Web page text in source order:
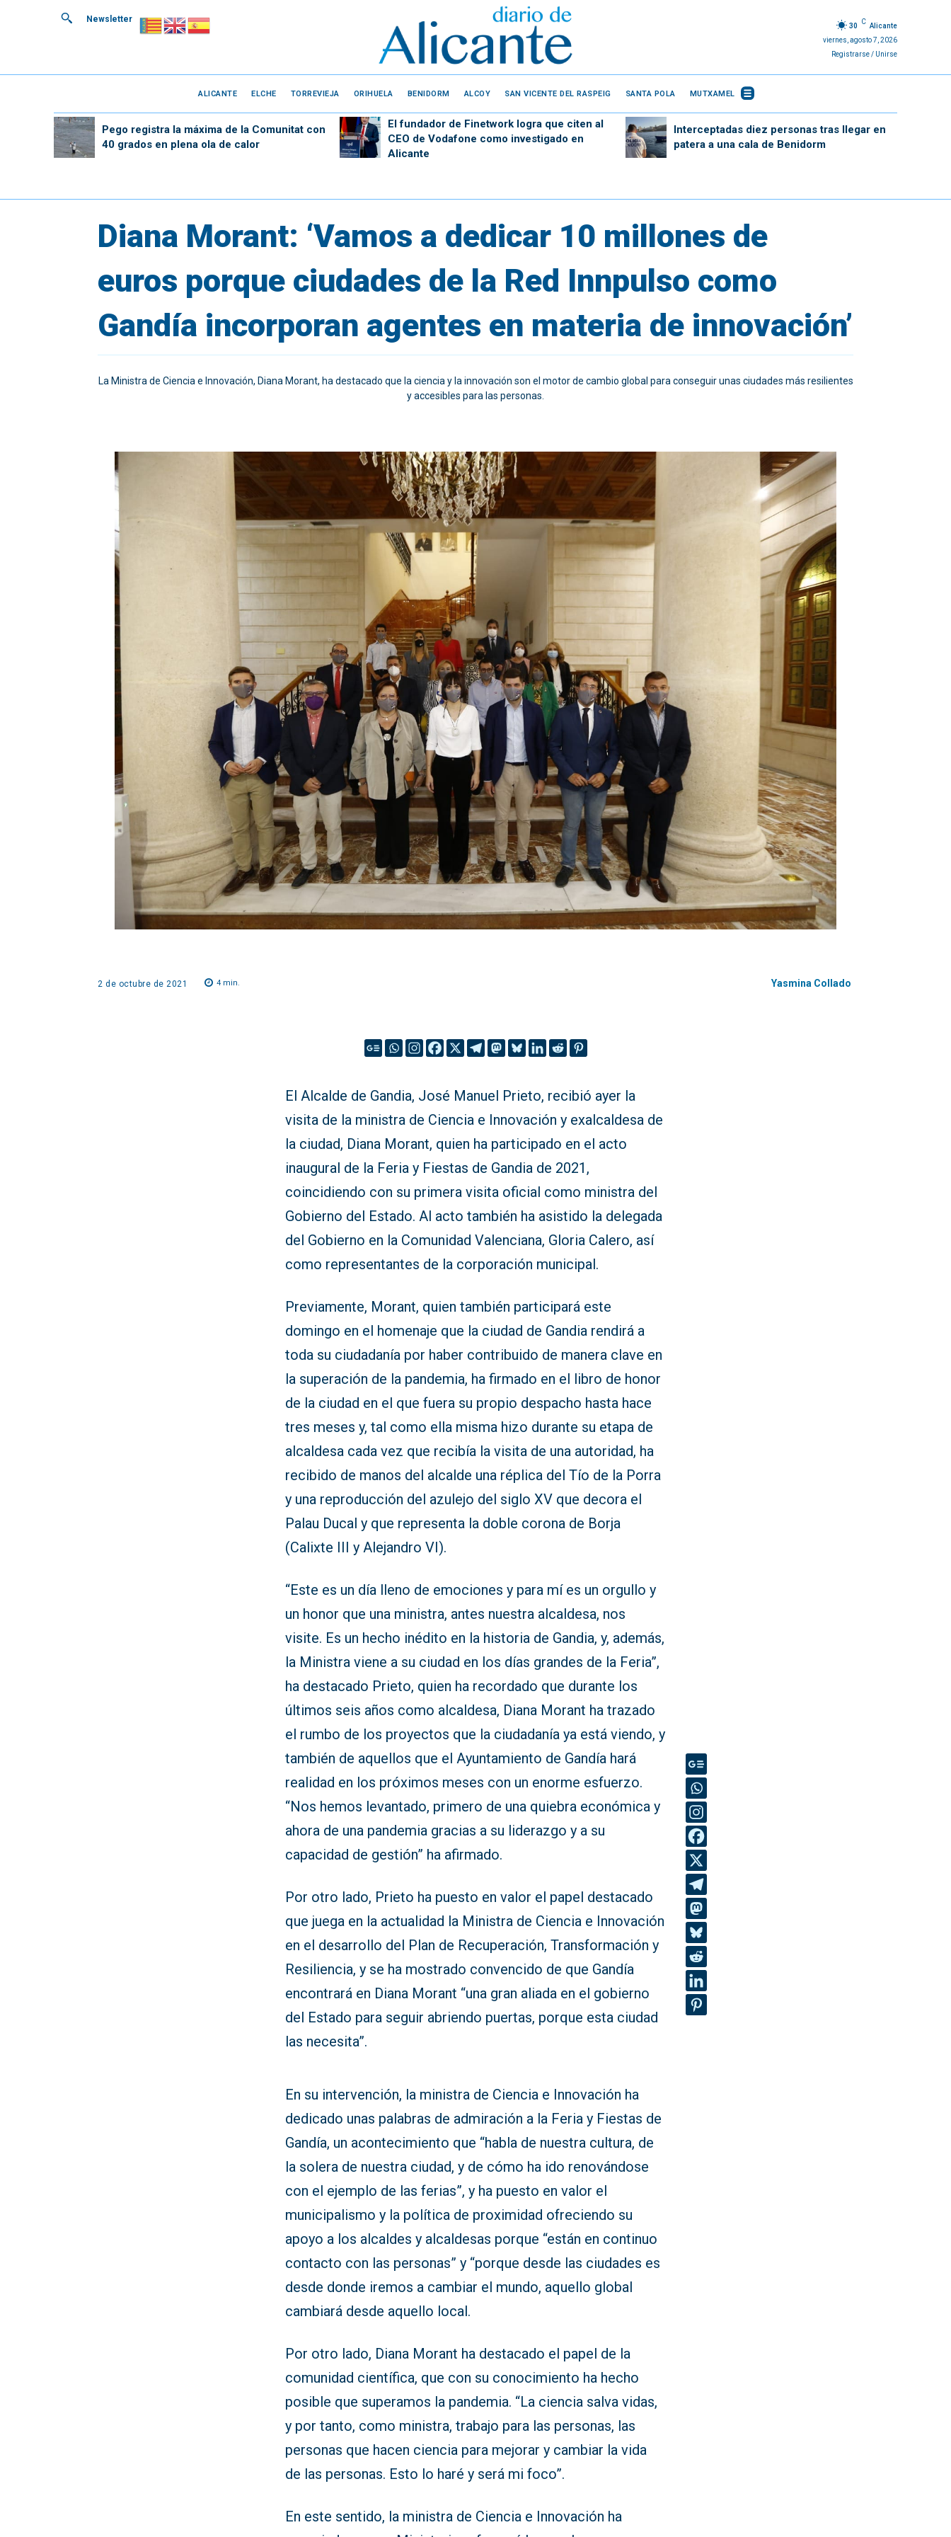
Newsletter
30
C
Alicante
viernes, agosto 7, 2026
Registrarse / Unirse
ALICANTE ELCHE TORREVIEJA ORIHUELA BENIDORM ALCOY SAN VICENTE DEL RASPEIG SANTA POLA MUTXAMEL
Pego registra la máxima de la Comunitat con
40 grados en plena ola de calor
El fundador de Finetwork logra que citen al
CEO de Vodafone como investigado en
Alicante
Interceptadas diez personas tras llegar en
patera a una cala de Benidorm
Diana Morant: ‘Vamos a dedicar 10 millones de
euros porque ciudades de la Red Innpulso como
Gandía incorporan agentes en materia de innovación’
La Ministra de Ciencia e Innovación, Diana Morant, ha destacado que la ciencia y la innovación son el motor de cambio global para conseguir unas ciudades más resilientes
y accesibles para las personas.
2 de octubre de 2021 4 min. Yasmina Collado
El Alcalde de Gandia, José Manuel Prieto, recibió ayer la
visita de la ministra de Ciencia e Innovación y exalcaldesa de
la ciudad, Diana Morant, quien ha participado en el acto
inaugural de la Feria y Fiestas de Gandia de 2021,
coincidiendo con su primera visita oficial como ministra del
Gobierno del Estado. Al acto también ha asistido la delegada
del Gobierno en la Comunidad Valenciana, Gloria Calero, así
como representantes de la corporación municipal.
Previamente, Morant, quien también participará este
domingo en el homenaje que la ciudad de Gandia rendirá a
toda su ciudadanía por haber contribuido de manera clave en
la superación de la pandemia, ha firmado en el libro de honor
de la ciudad en el que fuera su propio despacho hasta hace
tres meses y, tal como ella misma hizo durante su etapa de
alcaldesa cada vez que recibía la visita de una autoridad, ha
recibido de manos del alcalde una réplica del Tío de la Porra
y una reproducción del azulejo del siglo XV que decora el
Palau Ducal y que representa la doble corona de Borja
(Calixte III y Alejandro VI).
“Este es un día lleno de emociones y para mí es un orgullo y
un honor que una ministra, antes nuestra alcaldesa, nos
visite. Es un hecho inédito en la historia de Gandia, y, además,
la Ministra viene a su ciudad en los días grandes de la Feria”,
ha destacado Prieto, quien ha recordado que durante los
últimos seis años como alcaldesa, Diana Morant ha trazado
el rumbo de los proyectos que la ciudadanía ya está viendo, y
también de aquellos que el Ayuntamiento de Gandía hará
realidad en los próximos meses con un enorme esfuerzo.
“Nos hemos levantado, primero de una quiebra económica y
ahora de una pandemia gracias a su liderazgo y a su
capacidad de gestión” ha afirmado.
Por otro lado, Prieto ha puesto en valor el papel destacado
que juega en la actualidad la Ministra de Ciencia e Innovación
en el desarrollo del Plan de Recuperación, Transformación y
Resiliencia, y se ha mostrado convencido de que Gandía
encontrará en Diana Morant “una gran aliada en el gobierno
del Estado para seguir abriendo puertas, porque esta ciudad
las necesita”.
En su intervención, la ministra de Ciencia e Innovación ha
dedicado unas palabras de admiración a la Feria y Fiestas de
Gandía, un acontecimiento que “habla de nuestra cultura, de
la solera de nuestra ciudad, y de cómo ha ido renovándose
con el ejemplo de las ferias”, y ha puesto en valor el
municipalismo y la política de proximidad ofreciendo su
apoyo a los alcaldes y alcaldesas porque “están en continuo
contacto con las personas” y “porque desde las ciudades es
desde donde iremos a cambiar el mundo, aquello global
cambiará desde aquello local.
Por otro lado, Diana Morant ha destacado el papel de la
comunidad científica, que con su conocimiento ha hecho
posible que superamos la pandemia. “La ciencia salva vidas,
y por tanto, como ministra, trabajo para las personas, las
personas que hacen ciencia para mejorar y cambiar la vida
de las personas. Esto lo haré y será mi foco”.
En este sentido, la ministra de Ciencia e Innovación ha